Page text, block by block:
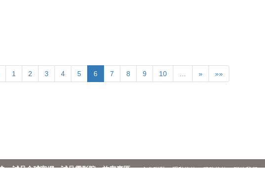
1 2 3 4 5 6 7 8 9 10 » »»
誠品全球官網 誠品電影院 旅客專區 合作聯繫 隱私條款 服務條款 聯絡我們